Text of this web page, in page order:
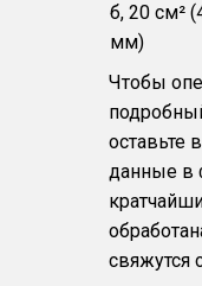
б, 20 см²
мм)
Чтобы
оставьте
данные в
свяжутся